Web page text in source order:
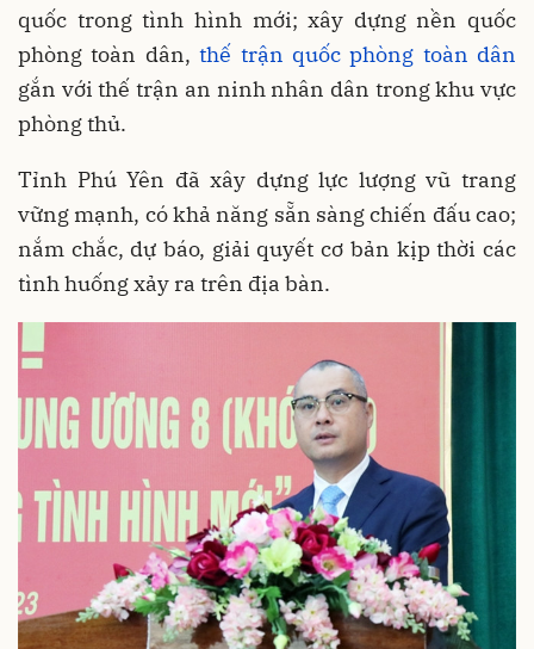
quốc trong tình hình mới; xây dựng nền quốc
phòng toàn dân,thế trận quốc phòng toàn dân
gắn với thế trận an ninh nhân dân trong khu vực
phòng thủ.
Tỉnh Phú Yên đã xây dựng lực lượng vũ trang
vững mạnh, có khả năng sẵn sàng chiến đấu cao;
nắm chắc, dự báo, giải quyết cơ bản kịp thời các
tình huống xảy ra trên địa bàn.